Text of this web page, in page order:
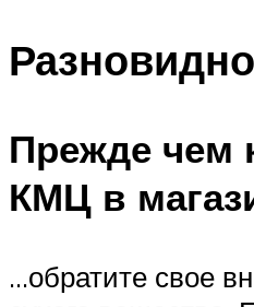
Прежде чем
КМЦ в
…обратите свое